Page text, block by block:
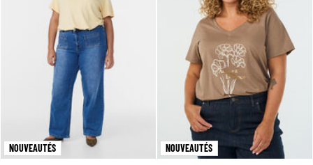
NOUVEAUTÉS NOUVEAUTÉS